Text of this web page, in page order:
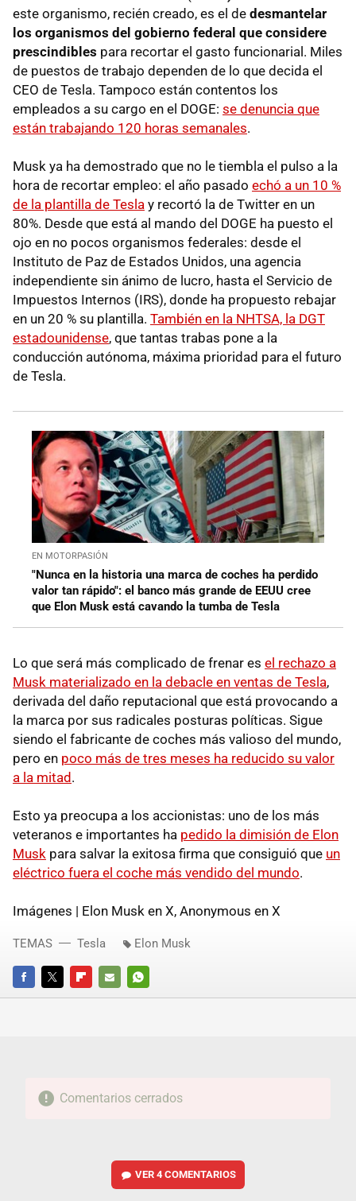
este organismo, recién creado, es el de desmantelar
los organismos del gobierno federal que considere
prescindibles para recortar el gasto funcionarial. Miles
de puestos de trabajo dependen de lo que decida el
CEO de Tesla. Tampoco están contentos los
empleados a su cargo en el DOGE: se denuncia que
están trabajando 120 horas semanales.
Musk ya ha demostrado que no le tiembla el pulso a la
hora de recortar empleo: el año pasado echó a un 10 %
de la plantilla de Tesla y recortó la de Twitter en un
80%. Desde que está al mando del DOGE ha puesto el
ojo en no pocos organismos federales: desde el
Instituto de Paz de Estados Unidos, una agencia
independiente sin ánimo de lucro, hasta el Servicio de
Impuestos Internos (IRS), donde ha propuesto rebajar
en un 20 % su plantilla. También en la NHTSA, la DGT
estadounidense, que tantas trabas pone a la
conducción autónoma, máxima prioridad para el futuro
de Tesla.
EN MOTORPASIÓN
"Nunca en la historia una marca de coches ha perdido
valor tan rápido": el banco más grande de EEUU cree
que Elon Musk está cavando la tumba de Tesla
Lo que será más complicado de frenar es el rechazo a
Musk materializado en la debacle en ventas de Tesla,
derivada del daño reputacional que está provocando a
la marca por sus radicales posturas políticas. Sigue
siendo el fabricante de coches más valioso del mundo,
pero en poco más de tres meses ha reducido su valor
a la mitad.
Esto ya preocupa a los accionistas: uno de los más
veteranos e importantes ha pedido la dimisión de Elon
Musk para salvar la exitosa firma que consiguió que un
eléctrico fuera el coche más vendido del mundo.
Imágenes | Elon Musk en X, Anonymous en X
FACEBOOKTWITTERFLIPBOARD
E-
WHATSAPP
TEMAS Tesla Elon Musk
Comentarios cerrados
VER4 COMENTARIOS